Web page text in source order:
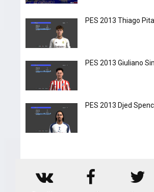
PES 2013 Thiago
PES 2013 Giuliano
PES 2013 Djed